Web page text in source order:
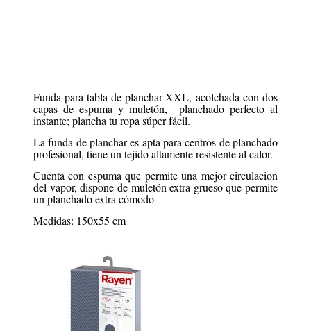
Funda para tabla de planchar XXL, acolchada con dos
capas de espuma y muletón, planchado perfecto al
instante; plancha tu ropa súper fácil.
La funda de planchar es apta para centros de planchado
profesional, tiene un tejido altamente resistente al calor.
Cuenta con espuma que permite una mejor circulacion
del vapor, dispone de muletón extra grueso que permite
un planchado extra cómodo
Medidas: 150x55 cm